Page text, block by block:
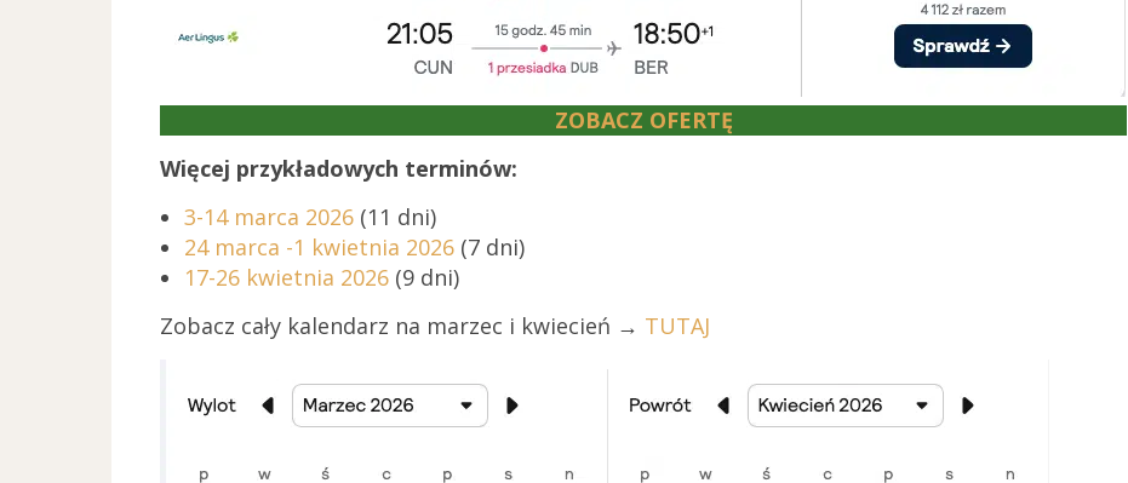
ZOBACZ OFERTĘ
Więcej przykładowych terminów:
3-14 marca 2026 (11 dni)
24 marca -1 kwietnia 2026 (7 dni)
17-26 kwietnia 2026 (9 dni)
Zobacz cały kalendarz na marzec i kwiecień → TUTAJ